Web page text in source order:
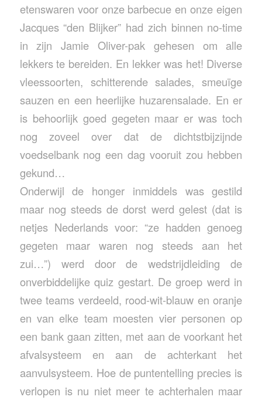
etenswaren voor onze barbecue en onze eigen
Jacques “den Blijker” had zich binnen no-time
in zijn Jamie Oliver-pak gehesen om alle
lekkers te bereiden. En lekker was het! Diverse
vleessoorten, schitterende salades, smeuïge
sauzen en een heerlijke huzarensalade. En er
is behoorlijk goed gegeten maar er was toch
nog zoveel over dat de dichtstbijzijnde
voedselbank nog een dag vooruit zou hebben
gekund…
Onderwijl de honger inmiddels was gestild
maar nog steeds de dorst werd gelest (dat is
netjes Nederlands voor: “ze hadden genoeg
gegeten maar waren nog steeds aan het
zui…”) werd door de wedstrijdleiding de
onverbiddelijke quiz gestart. De groep werd in
twee teams verdeeld, rood-wit-blauw en oranje
en van elke team moesten vier personen op
een bank gaan zitten, met aan de voorkant het
afvalsysteem en aan de achterkant het
aanvulsysteem. Hoe de puntentelling precies is
verlopen is nu niet meer te achterhalen maar